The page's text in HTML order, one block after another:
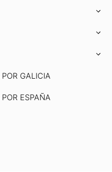
GALICIA
ESPAÑA